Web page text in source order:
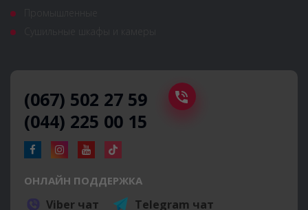
(067) 502 27 59
(044) 225 00 15
ОНЛАЙН ПОДДЕРЖКА
Viber чат Telegram чат